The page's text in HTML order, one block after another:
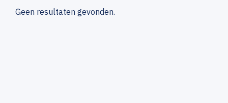
Geen resultaten gevonden.